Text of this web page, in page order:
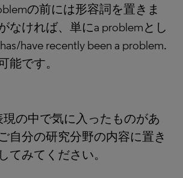
の前には形容詞を置きま
なければ、単にa problemとし
have recently been a problem.
能です。
の中で気に入ったものがあ
自分の研究分野の内容に置き
てみてください。